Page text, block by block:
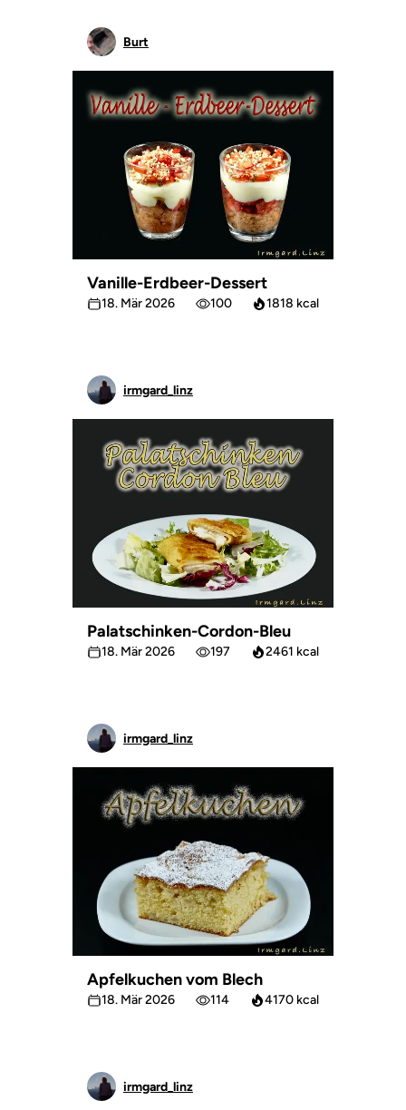
Burt
Vanille-Erdbeer-Dessert
18. Mär 2026 100 1818 kcal
irmgard_linz
Palatschinken-Cordon-Bleu
18. Mär 2026 197 2461 kcal
irmgard_linz
Apfelkuchen vom Blech
18. Mär 2026 114 4170 kcal
irmgard_linz